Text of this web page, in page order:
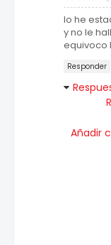
lo he
y no le
equivoco
Responder
Añadir